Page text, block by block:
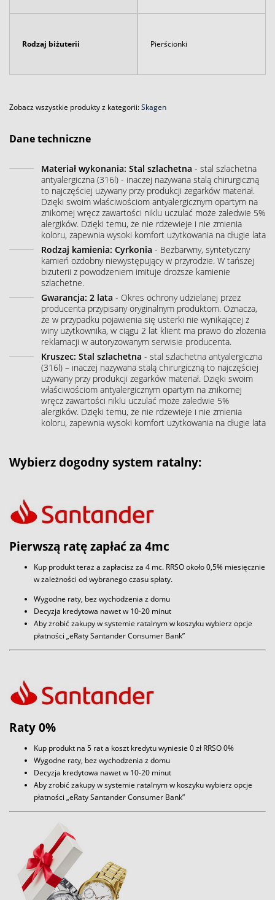
Rodzaj biżuterii Pierścionki
Zobacz wszystkie produkty z kategorii:Skagen
Dane techniczne
Materiał wykonania: Stal szlachetna - stal szlachetna
antyalergiczna (316l) - inaczej nazywana stalą chirurgiczną
to najczęściej używany przy produkcji zegarków materiał.
Dzięki swoim właściwościom antyalergicznym opartym na
znikomej wręcz zawartości niklu uczulać może zaledwie 5%
alergików. Dzięki temu, że nie rdzewieje i nie zmienia
koloru, zapewnia wysoki komfort użytkowania na długie lata
Rodzaj kamienia: Cyrkonia - Bezbarwny, syntetyczny
kamień ozdobny niewystępujący w przyrodzie. W tańszej
biżuterii z powodzeniem imituje droższe kamienie
szlachetne.
Gwarancja: 2 lata - Okres ochrony udzielanej przez
producenta przypisany oryginalnym produktom. Oznacza,
że w przypadku pojawienia się usterki nie wynikającej z
winy użytkownika, w ciągu 2 lat klient ma prawo do złożenia
reklamacji w autoryzowanym serwisie producenta.
Kruszec: Stal szlachetna - stal szlachetna antyalergiczna
(316l) – inaczej nazywana stalą chirurgiczną to najczęściej
używany przy produkcji zegarków materiał. Dzięki swoim
właściwościom antyalergicznym opartym na znikomej
wręcz zawartości niklu uczulać może zaledwie 5%
alergików. Dzięki temu, że nie rdzewieje i nie zmienia
koloru, zapewnia wysoki komfort użytkowania na długie lata
Wybierz dogodny system ratalny:
Pierwszą ratę zapłać za 4mc
Kup produkt teraz a zapłacisz za 4 mc. RRSO około 0,5% miesięcznie
w zależności od wybranego czasu spłaty.
Wygodne raty, bez wychodzenia z domu
Decyzja kredytowa nawet w 10-20 minut
Aby zrobić zakupy w systemie ratalnym w koszyku wybierz opcje
płatności „eRaty Santander Consumer Bank”
Raty 0%
Kup produkt na 5 rat a koszt kredytu wyniesie 0 zł RRSO 0%
Wygodne raty, bez wychodzenia z domu
Decyzja kredytowa nawet w 10-20 minut
Aby zrobić zakupy w systemie ratalnym w koszyku wybierz opcje
płatności „eRaty Santander Consumer Bank”